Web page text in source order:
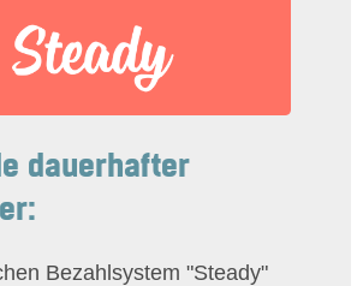
dauerhafter
Bezahlsystem "Steady"